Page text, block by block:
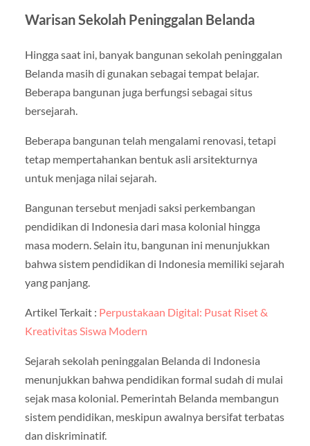
Warisan Sekolah Peninggalan Belanda
Hingga saat ini, banyak bangunan sekolah peninggalan
Belanda masih di gunakan sebagai tempat belajar.
Beberapa bangunan juga berfungsi sebagai situs
bersejarah.
Beberapa bangunan telah mengalami renovasi, tetapi
tetap mempertahankan bentuk asli arsitekturnya
untuk menjaga nilai sejarah.
Bangunan tersebut menjadi saksi perkembangan
pendidikan di Indonesia dari masa kolonial hingga
masa modern. Selain itu, bangunan ini menunjukkan
bahwa sistem pendidikan di Indonesia memiliki sejarah
yang panjang.
Artikel Terkait : Perpustakaan Digital: Pusat Riset &
Kreativitas Siswa Modern
Sejarah sekolah peninggalan Belanda di Indonesia
menunjukkan bahwa pendidikan formal sudah di mulai
sejak masa kolonial. Pemerintah Belanda membangun
sistem pendidikan, meskipun awalnya bersifat terbatas
dan diskriminatif.